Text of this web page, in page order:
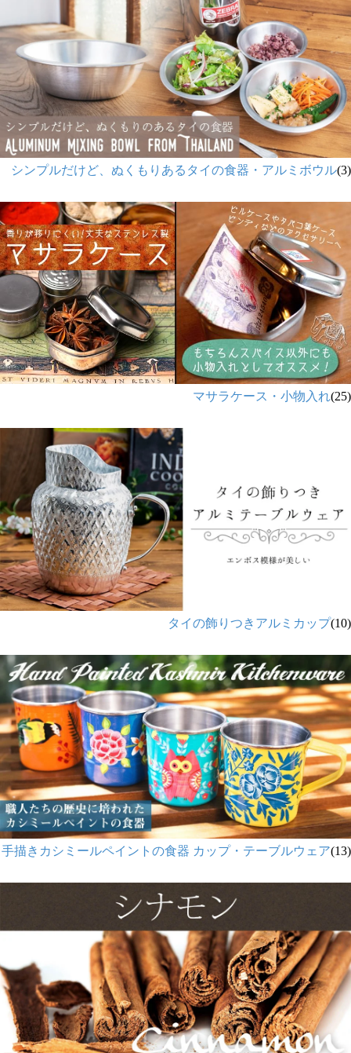
シンプルだけど、ぬくもりあるタイの食器・アルミボウル(3)
マサラケース・小物入れ(25)
タイの飾りつきアルミカップ(10)
手描きカシミールペイントの食器 カップ・テーブルウェア(13)